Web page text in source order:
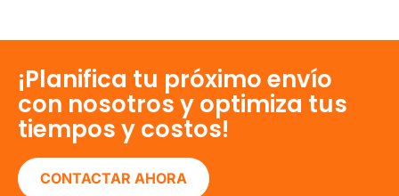
¡Planifica tu próximo envío
con nosotros y optimiza tus
tiempos y costos!
CONTACTAR AHORA